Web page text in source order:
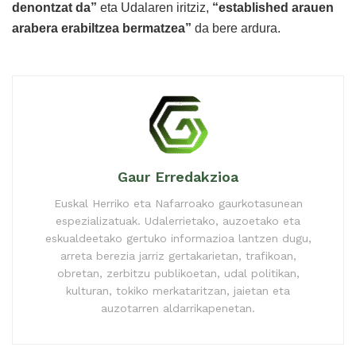
denontzat da” eta Udalaren iritziz, “established arauen
arabera erabiltzea bermatzea” da bere ardura.
Gaur Erredakzioa
Euskal Herriko eta Nafarroako gaurkotasunean
espezializatuak. Udalerrietako, auzoetako eta
eskualdeetako gertuko informazioa lantzen dugu,
arreta berezia jarriz gertakarietan, trafikoan,
obretan, zerbitzu publikoetan, udal politikan,
kulturan, tokiko merkataritzan, jaietan eta
auzotarren aldarrikapenetan.